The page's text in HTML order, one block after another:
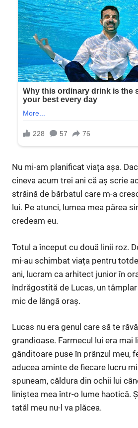
Nu mi-am planificat viața așa.
cineva acum trei ani că aș scrie
străină de bărbatul care m-a
lui. Pe atunci, lumea mea părea
credeam eu.
Totul a început cu două linii roz.
mi-au schimbat viața pentru
ani, lucram ca arhitect junior în
îndrăgostită de Lucas, un
mic de lângă oraș.
Lucas nu era genul care să te
grandioase. Farmecul lui era mai
gânditoare puse în prânzul meu,
aducea aminte de fiecare lucru
spuneam, căldura din ochii lui
liniștea mea într-o lume haotică.
tatăl meu nu-l va plăcea.